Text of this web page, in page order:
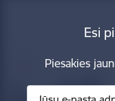
Esi
Piesakies